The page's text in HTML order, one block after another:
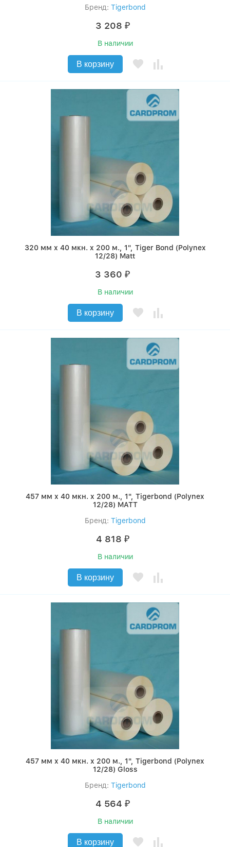
Бренд: Tigerbond
3 208 ₽
В наличии
В корзину
320 мм x 40 мкн. x 200 м., 1", Tiger Bond (Polynex
12/28) Matt
3 360 ₽
В наличии
В корзину
457 мм x 40 мкн. x 200 м., 1", Tigerbond (Polynex
12/28) MATT
Бренд: Tigerbond
4 818 ₽
В наличии
В корзину
457 мм x 40 мкн. x 200 м., 1", Tigerbond (Polynex
12/28) Gloss
Бренд: Tigerbond
4 564 ₽
В наличии
В корзину